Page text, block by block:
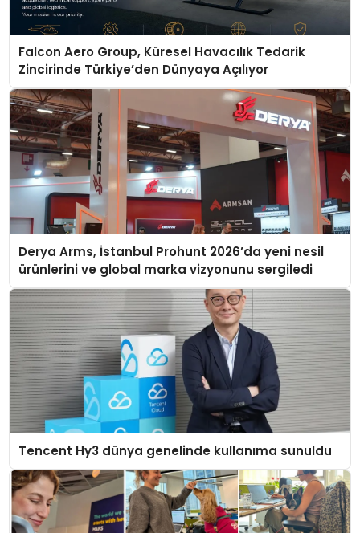
Falcon Aero Group, Küresel Havacılık Tedarik
Zincirinde Türkiye’den Dünyaya Açılıyor
Derya Arms, İstanbul Prohunt 2026’da yeni nesil
ürünlerini ve global marka vizyonunu sergiledi
Tencent Hy3 dünya genelinde kullanıma sunuldu